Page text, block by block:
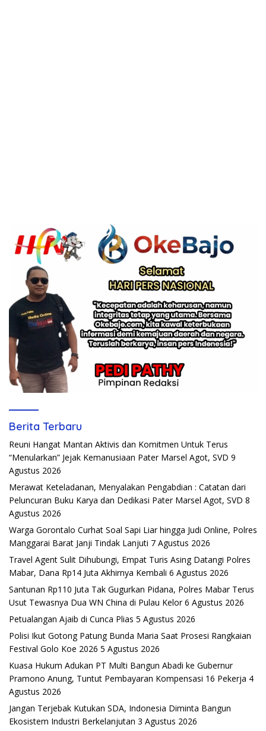
Berita Terbaru
Reuni Hangat Mantan Aktivis dan Komitmen Untuk Terus
“Menularkan” Jejak Kemanusiaan Pater Marsel Agot, SVD 9
Agustus 2026
Merawat Keteladanan, Menyalakan Pengabdian : Catatan dari
Peluncuran Buku Karya dan Dedikasi Pater Marsel Agot, SVD 8
Agustus 2026
Warga Gorontalo Curhat Soal Sapi Liar hingga Judi Online, Polres
Manggarai Barat Janji Tindak Lanjuti 7 Agustus 2026
Travel Agent Sulit Dihubungi, Empat Turis Asing Datangi Polres
Mabar, Dana Rp14 Juta Akhirnya Kembali 6 Agustus 2026
Santunan Rp110 Juta Tak Gugurkan Pidana, Polres Mabar Terus
Usut Tewasnya Dua WN China di Pulau Kelor 6 Agustus 2026
Petualangan Ajaib di Cunca Plias 5 Agustus 2026
Polisi Ikut Gotong Patung Bunda Maria Saat Prosesi Rangkaian
Festival Golo Koe 2026 5 Agustus 2026
Kuasa Hukum Adukan PT Multi Bangun Abadi ke Gubernur
Pramono Anung, Tuntut Pembayaran Kompensasi 16 Pekerja 4
Agustus 2026
Jangan Terjebak Kutukan SDA, Indonesia Diminta Bangun
Ekosistem Industri Berkelanjutan 3 Agustus 2026